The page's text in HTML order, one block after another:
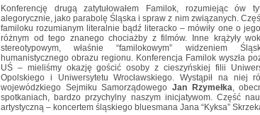
Konferencję drugą zatytułowałem Familok, rozumiejąc ów
alegorycznie, jako parabolę Śląska i spraw z nim związanych.
familoku rozumianym literalnie bądź literacko – mówiły one o
różnym od tego znanego chociażby z filmów. Inne krążyły
stereotypowym, właśnie “familokowym” widzeniem
humanistycznego obrazu regionu. Konferencja Familok wyszła
UŚ – mieliśmy okazję gościć osoby z cieszyńskiej filii
Opolskiego i Uniwersytetu Wrocławskiego. Wystąpił na niej
wojewódzkiego Sejmiku Samorządowego Jan Rzymełka,
spotkaniach, bardzo przychylny naszym inicjatywom. Część
artystyczną – koncertem śląskiego bluesmana Jana “Kyksa”